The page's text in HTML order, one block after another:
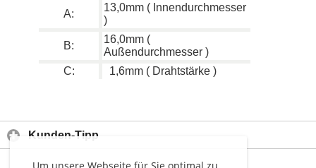
A:
13,0mm ( Innendurchmesser
)
B:
16,0mm (
Außendurchmesser )
C:
1,6mm ( Drahtstärke )
Kunden-Tipp